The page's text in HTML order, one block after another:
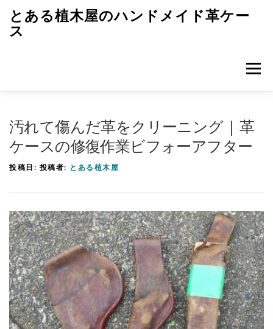
とある植木屋のハンドメイド革ケー
ス
メニ
汚れて傷んだ革をクリーニング | 革
ケースの修復作業ビフォーアフター
投稿日: 投稿者: とある植木屋